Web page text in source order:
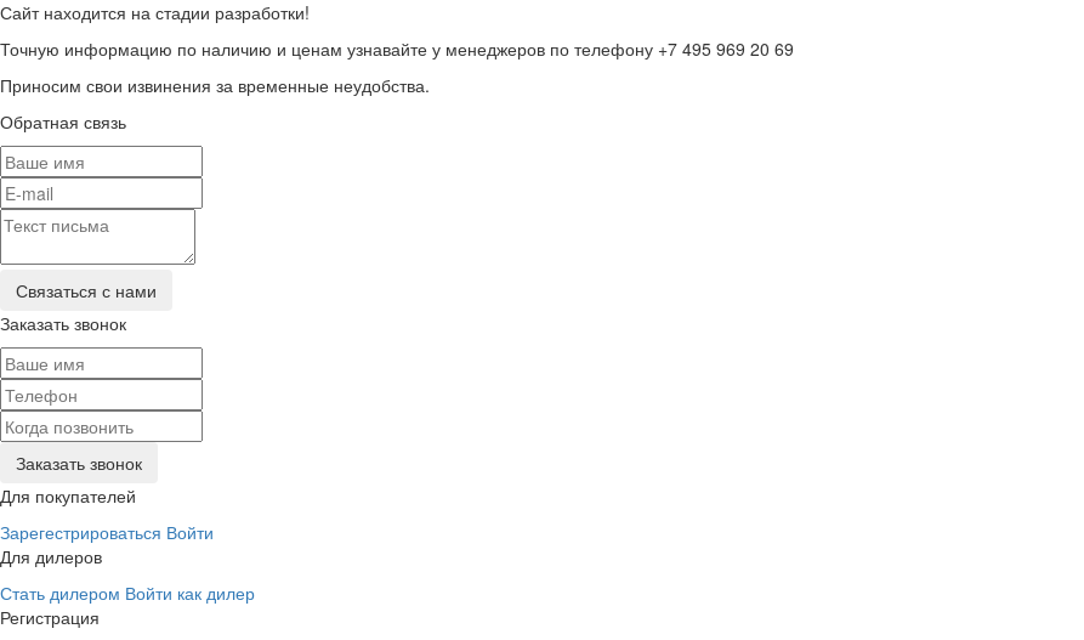
Сайт находится на стадии разработки!
Точную информацию по наличию и ценам узнавайте у менеджеров по телефону +7 495 969 20 69
Приносим свои извинения за временные неудобства.
Обратная связь
Заказать звонок
Для покупателей
Зарегестрироваться Войти
Для дилеров
Стать дилером Войти как дилер
Регистрация